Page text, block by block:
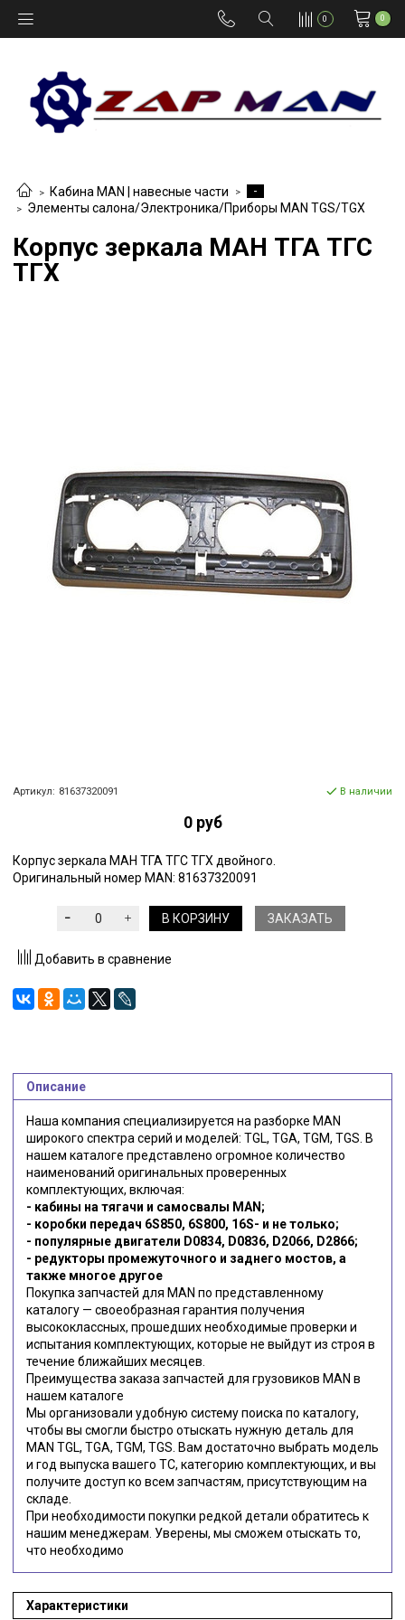
0 0
Кабина MAN | навесные части
-
Элементы салона/Электроника/Приборы MAN TGS/TGX
Корпус зеркала МАН ТГА ТГС
ТГХ
Артикул: 81637320091 В наличии
0 руб
Корпус зеркала МАН ТГА ТГС ТГХ двойного.
Оригинальный номер MAN: 81637320091
В КОРЗИНУ ЗАКАЗАТЬ
Добавить в сравнение
Описание
Наша компания специализируется на разборке MAN
широкого спектра серий и моделей: TGL, TGA, TGM, TGS. В
нашем каталоге представлено огромное количество
наименований оригинальных проверенных
комплектующих, включая:
- кабины на тягачи и самосвалы MAN;
- коробки передач 6S850, 6S800, 16S- и не только;
- популярные двигатели D0834, D0836, D2066, D2866;
- редукторы промежуточного и заднего мостов, а
также многое другое
Покупка запчастей для MAN по представленному
каталогу — своеобразная гарантия получения
высококлассных, прошедших необходимые проверки и
испытания комплектующих, которые не выйдут из строя в
течение ближайших месяцев.
Преимущества заказа запчастей для грузовиков MAN в
нашем каталоге
Мы организовали удобную систему поиска по каталогу,
чтобы вы смогли быстро отыскать нужную деталь для
MAN TGL, TGA, TGM, TGS. Вам достаточно выбрать модель
и год выпуска вашего ТС, категорию комплектующих, и вы
получите доступ ко всем запчастям, присутствующим на
складе.
При необходимости покупки редкой детали обратитесь к
нашим менеджерам. Уверены, мы сможем отыскать то,
что необходимо
Характеристики